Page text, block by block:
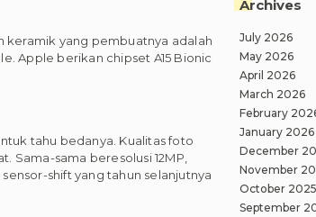
keramik yang pembuatnya adalah
Apple berikan chipset A15 Bionic
tahu bedanya. Kualitas foto
sama beresolusi 12MP,
shift yang tahun selanjutnya
Archives
July 2026
May 2026
April 2026
March 2026
February
January 2026
December
November
October 2025
September